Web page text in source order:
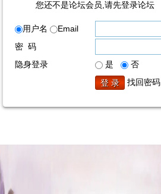
您还不是论坛会员,请先登录论坛
用户名
Email
密 码
隐身登录
是
否
找回密码